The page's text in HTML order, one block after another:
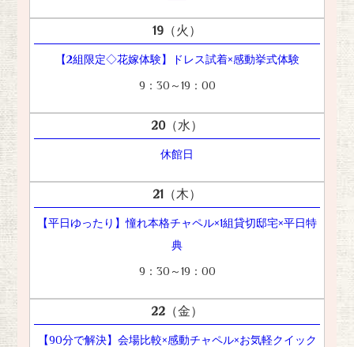
19 （火）
【2組限定◇花嫁体験】ドレス試着×感動挙式体験
9：30～19：00
20（水）
休館日
21 （木）
【平日ゆったり】憧れ本格チャペル×1組貸切邸宅×平日特
典
9：30～19：00
22 （金）
【90分で解決】会場比較×感動チャペル×お気軽クイック